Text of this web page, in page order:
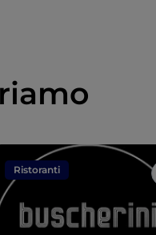
Ristoranti